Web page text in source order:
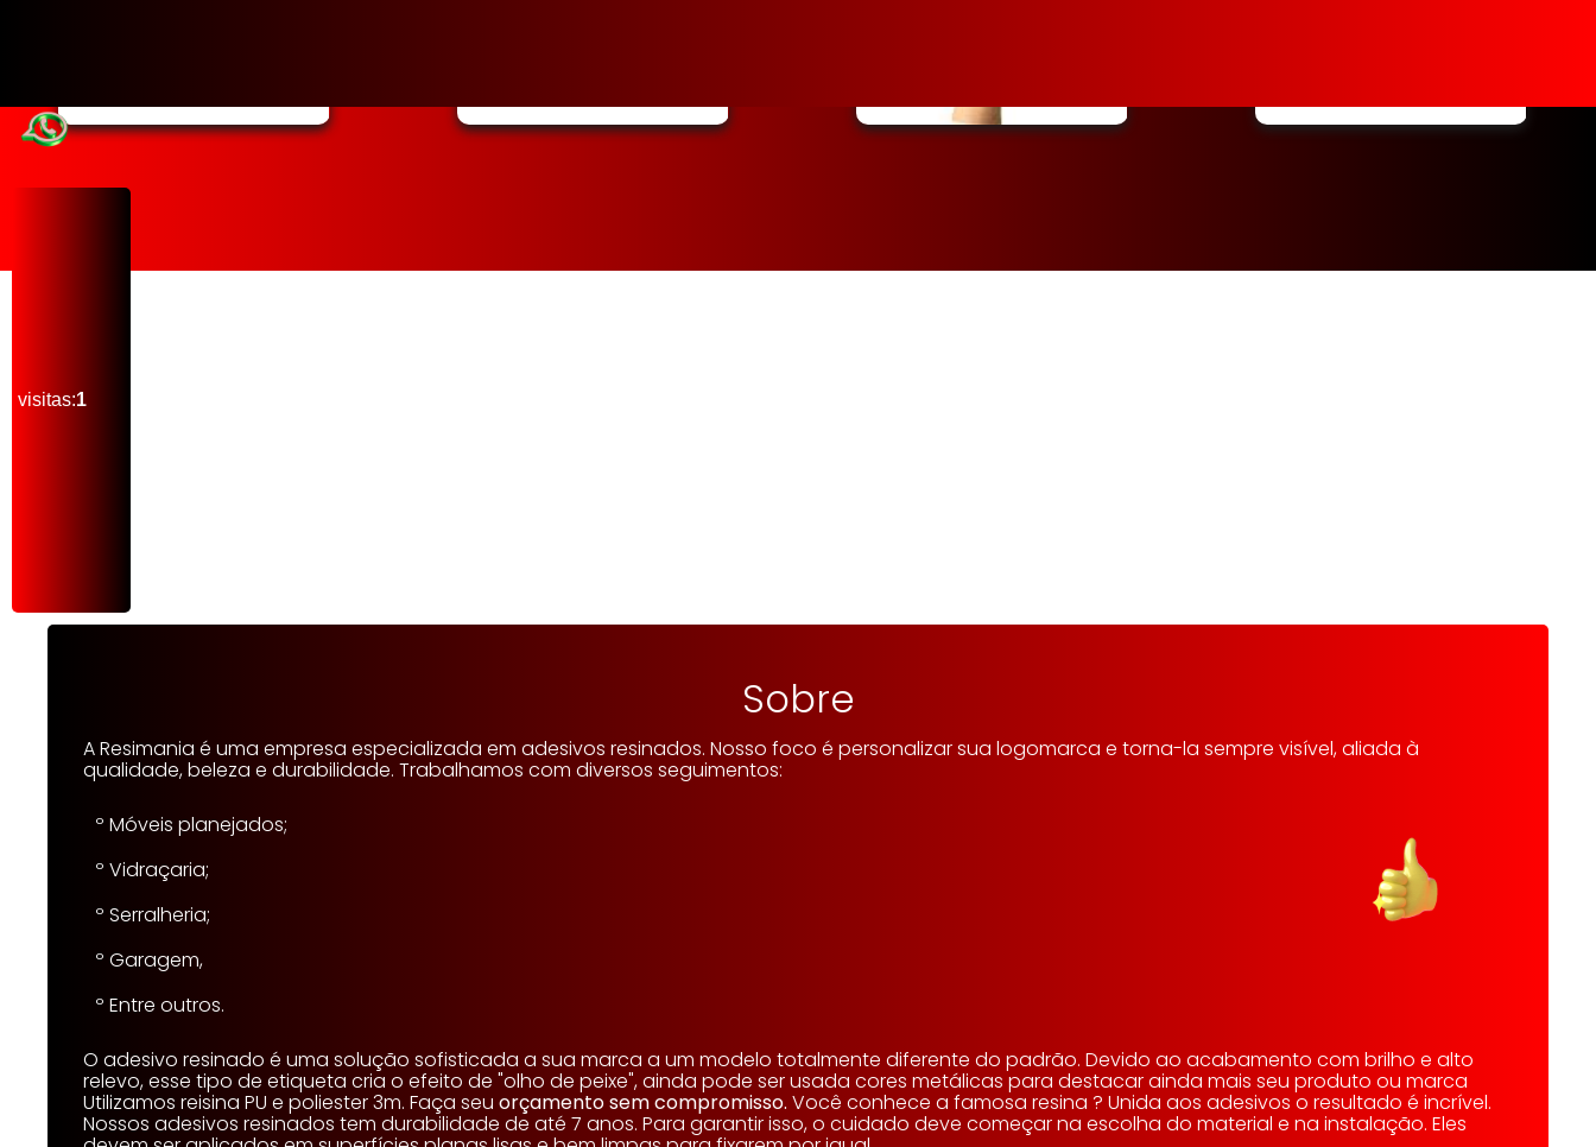
visitas:1
Sobre
A Resimania é uma empresa especializada em adesivos resinados. Nosso foco é personalizar sua logomarca e torna-la sempre visível, aliada à
qualidade, beleza e durabilidade. Trabalhamos com diversos seguimentos:
º Móveis planejados;
º Vidraçaria;
º Serralheria;
º Garagem,
º Entre outros.
O adesivo resinado é uma solução sofisticada a sua marca a um modelo totalmente diferente do padrão. Devido ao acabamento com brilho e alto
relevo, esse tipo de etiqueta cria o efeito de "olho de peixe", ainda pode ser usada cores metálicas para destacar ainda mais seu produto ou marca
Utilizamos reisina PU e poliester 3m. Faça seu orçamento sem compromisso. Você conhece a famosa resina ? Unida aos adesivos o resultado é incrível.
Nossos adesivos resinados tem durabilidade de até 7 anos. Para garantir isso, o cuidado deve começar na escolha do material e na instalação. Eles